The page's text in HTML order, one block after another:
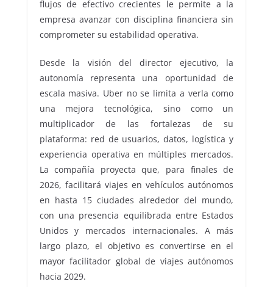
flujos de efectivo crecientes le permite a la
empresa avanzar con disciplina financiera sin
comprometer su estabilidad operativa.
Desde la visión del director ejecutivo, la
autonomía representa una oportunidad de
escala masiva. Uber no se limita a verla como
una mejora tecnológica, sino como un
multiplicador de las fortalezas de su
plataforma: red de usuarios, datos, logística y
experiencia operativa en múltiples mercados.
La compañía proyecta que, para finales de
2026, facilitará viajes en vehículos autónomos
en hasta 15 ciudades alrededor del mundo,
con una presencia equilibrada entre Estados
Unidos y mercados internacionales. A más
largo plazo, el objetivo es convertirse en el
mayor facilitador global de viajes autónomos
hacia 2029.